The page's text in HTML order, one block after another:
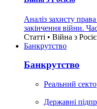
Аналіз захисту
закінчення війни.
Статті • Війна з
Банкрутство
Банкрутство
Реальний
Державні